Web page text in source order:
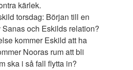
kärlek.
torsdag: Början till en
och Eskilds relation?
kommer Eskild att ha
Nooras rum att bli
ska i så fall flytta in?